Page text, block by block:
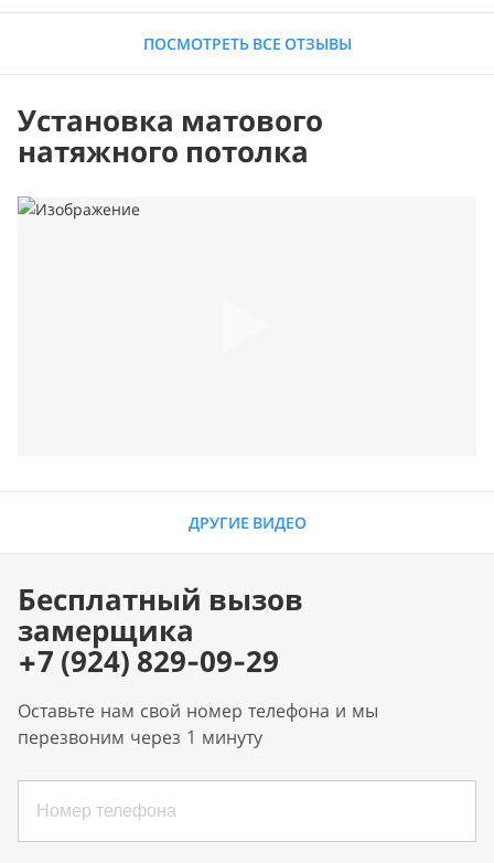
ПОСМОТРЕТЬ ВСЕ ОТЗЫВЫ
Установка матового
натяжного потолка
ДРУГИЕ ВИДЕО
Бесплатный вызов
замерщика
+7 (924) 829-09-29
Оставьте нам свой номер телефона и мы
перезвоним через 1 минуту